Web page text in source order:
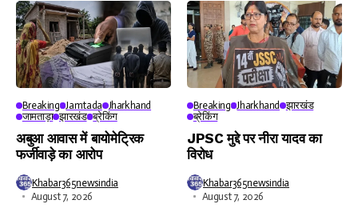
Breaking Jamtada Jharkhand
जामताड़ा झारखंड ब्रेकिंग
अबुआ आवास में बायोमेट्रिक
फर्जीवाड़े का आरोप
Khabar365newsindia
August 7, 2026
Breaking Jharkhand
झारखंड
ब्रेकिंग
JPSC मुद्दे पर नीरा यादव का
विरोध
Khabar365newsindia
August 7, 2026